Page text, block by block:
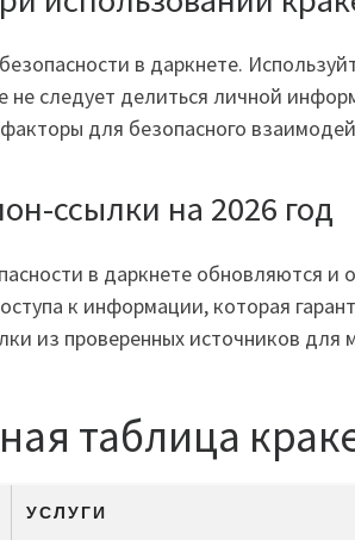
в даркнете.
не следует делиться личной
для безопасного
ссылки на 2026 год
в даркнете обновляются и
к информации, которая
из проверенных источников для
таблица
УСЛУГИ